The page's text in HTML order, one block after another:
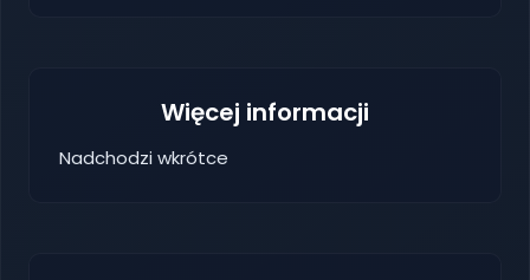
Więcej informacji
Nadchodzi wkrótce